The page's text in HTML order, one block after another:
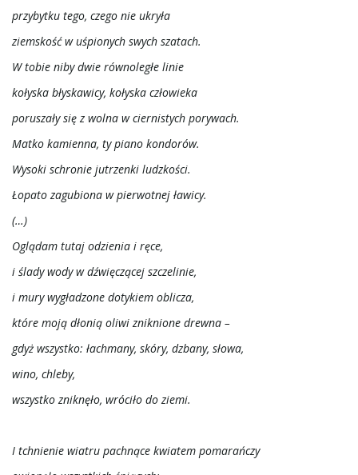
przybytku tego, czego nie ukryła
ziemskość w uśpionych swych szatach.
W tobie niby dwie równoległe linie
kołyska błyskawicy, kołyska człowieka
poruszały się z wolna w ciernistych porywach.
Matko kamienna, ty piano kondorów.
Wysoki schronie jutrzenki ludzkości.
Łopato zagubiona w pierwotnej ławicy.
(…)
Oglądam tutaj odzienia i ręce,
i ślady wody w dźwięczącej szczelinie,
i mury wygładzone dotykiem oblicza,
które moją dłonią oliwi zniknione drewna –
gdyż wszystko: łachmany, skóry, dzbany, słowa,
wino, chleby,
wszystko zniknęło, wróciło do ziemi.
I tchnienie wiatru pachnące kwiatem pomarańczy